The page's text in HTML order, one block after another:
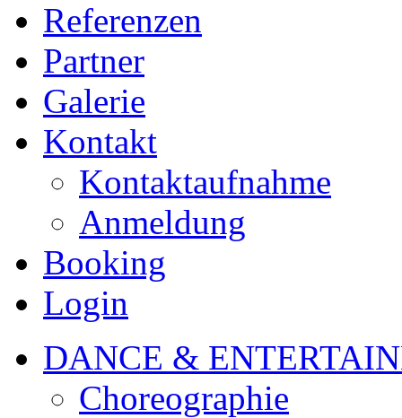
Referenzen
Partner
Galerie
Kontakt
Kontaktaufnahme
Anmeldung
Booking
Login
DANCE &
Choreographie